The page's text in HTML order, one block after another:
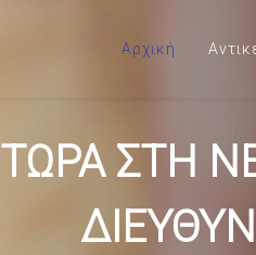
Αρχική
ΤΩΡΑ ΣΤΗ